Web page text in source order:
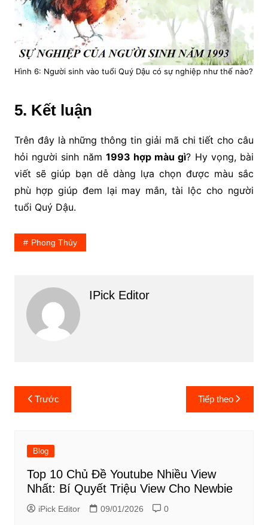
Hình 6: Người sinh vào tuổi Quý Dậu có sự nghiệp như thế nào?
5. Kết luận
Trên đây là những thông tin giải mã chi tiết cho câu
hỏi người sinh năm 1993 hợp màu gì? Hy vọng, bài
viết sẽ giúp bạn dễ dàng lựa chọn được màu sắc
phù hợp giúp đem lại may mắn, tài lộc cho người
tuổi Quý Dậu.
Phong Thủy
IPick Editor
Điều
hướng
viết
Trước Tiếp theo
Blog
Top 10 Chủ Đề Youtube Nhiều View
Nhất: Bí Quyết Triệu View Cho Newbie
iPick Editor 09/01/2026 0